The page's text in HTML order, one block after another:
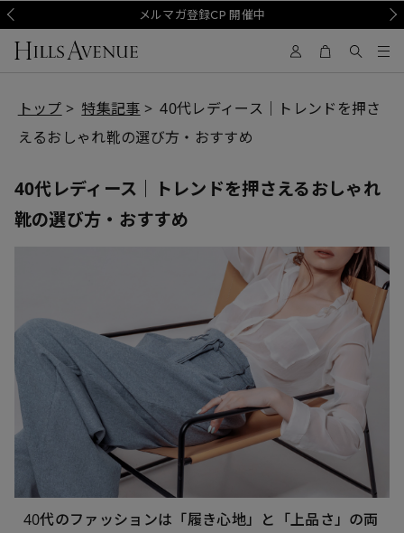
メルマガ登録CP 開催中
会員様送料無料キャンペーン中
トップ 特集記事
40代レディース｜トレンドを押さ
えるおしゃれ靴の選び方・おすすめ
40代レディース｜トレンドを押さえるおしゃれ
靴の選び方・おすすめ
40代のファッションは「履き心地」と「上品さ」の両